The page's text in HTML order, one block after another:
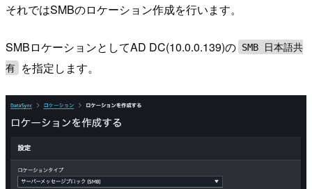
それではSMBのロケーション作成を行います。
SMBロケーションとしてAD DC(10.0.0.139)の SMB 日本語共
有
を指定します。